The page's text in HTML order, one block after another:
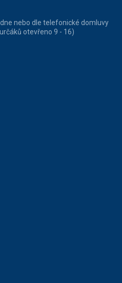
nebo dle telefonické domluvy
otevřeno 9 - 16)